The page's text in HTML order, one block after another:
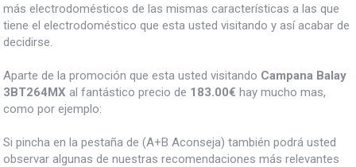
más electrodomésticos de las mismas características a las que
tiene el electrodoméstico que esta usted visitando y así acabar de
decidirse.
Aparte de la promoción que esta usted visitando Campana Balay
3BT264MX al fantástico precio de 183.00€ hay mucho mas,
como por ejemplo:
Si pincha en la pestaña de (A+B Aconseja) también podrá usted
observar algunas de nuestras recomendaciones más relevantes